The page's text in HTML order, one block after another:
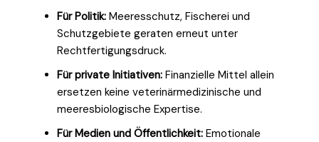
Für Politik: Meeresschutz, Fischerei und
Schutzgebiete geraten erneut unter
Rechtfertigungsdruck.
Für private Initiativen: Finanzielle Mittel allein
ersetzen keine veterinärmedizinische und
meeresbiologische Expertise.
Für Medien und Öffentlichkeit: Emotionale